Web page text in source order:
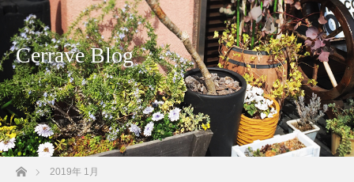
Cerrave Blog
ホーム2019年 1月